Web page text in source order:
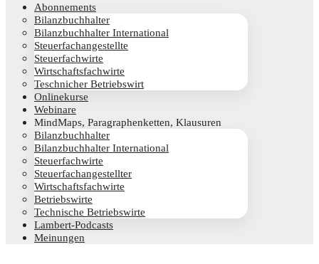
Abon­ne­ments
Bilanz­buch­hal­ter
Bilanz­buch­hal­ter International
Steu­er­fach­an­ge­stell­te
Steu­er­fach­wir­te
Wirt­schafts­fach­wir­te
Teschni­cher Betriebswirt
Online­kur­se
Web­i­na­re
Mind­Maps, Para­gra­phen­ket­ten, Klausuren
Bilanz­buch­hal­ter
Bilanz­buch­hal­ter International
Steu­er­fach­wir­te
Steu­er­fach­an­ge­stell­ter
Wirt­schafts­fach­wir­te
Betriebs­wir­te
Tech­ni­sche Betriebswirte
Lam­­bert-Pod­­casts
Mei­nun­gen